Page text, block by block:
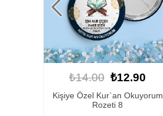
₺14.00 ₺12.90
Kişiye Özel Kur`an Okuyorum
Rozeti 7